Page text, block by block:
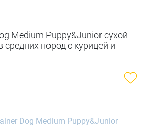
Medium Puppy&Junior сухой
пород с курицей и